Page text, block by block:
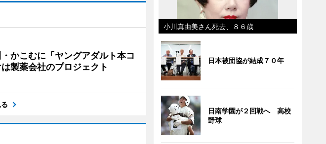
・かこむに「ヤングアダルト本コ
製薬会社のプロジェクト
小川真由美さん死去、８６歳
日本被団協が結成７０年
日南学園が２回戦へ 高校
野球